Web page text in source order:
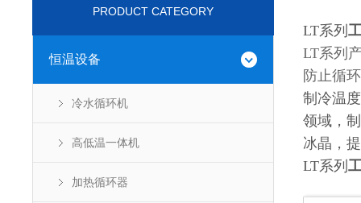
PRODUCT CATEGORY
恒温设备
冷水循环机
高低温一体机
加热循环器
LT系列
LT系列
防止循
制冷温
领域，
冰晶，
LT系列